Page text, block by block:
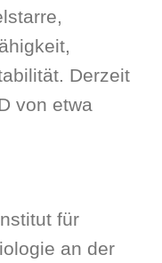
Derzeit
von etwa
für
an der